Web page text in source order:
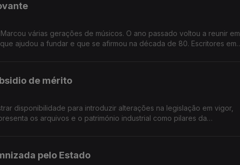
várias gerações de músicos. O ano passado voltou a reunir em
ajudou a fundar e que se afirmou na década de 80. Escritores em
de mérito
disponibilidade para introduzir alterações na legislação em vigor,
os arquivos e o património industrial como pilares da
pelo Estado